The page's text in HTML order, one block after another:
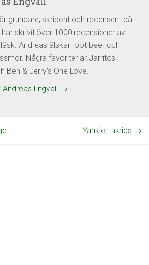
grundare, skribent och recensent på
skrivit över 1000 recensioner av
Andreas älskar root beer och
Några favoriter är Jarritos
Ben & Jerry's One Love.
Engvall →
Yankie Lakrids →